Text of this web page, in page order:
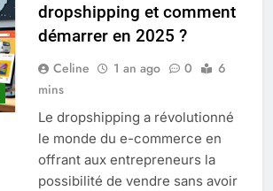
Quel est le salaire de Myriam Seurat en
2025 ?
4 Mois Ago
Okrami : comprendre ses
fonctionnalités clés et avantages
4 Mois Ago
dropshipping et comment
démarrer en 2025 ?
Celine 1 an ago 0
6
mins
Le dropshipping a révolutionné
le monde du e-commerce en
offrant aux entrepreneurs la
possibilité de vendre sans avoir